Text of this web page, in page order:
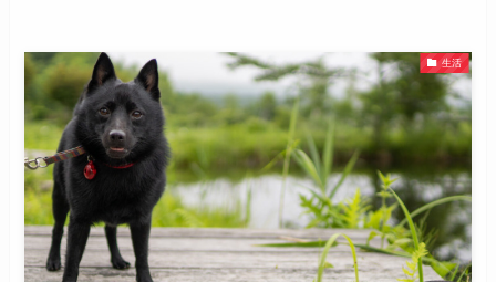
生活